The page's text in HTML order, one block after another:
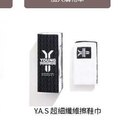
Y.A.S 超細纖維擦鞋巾